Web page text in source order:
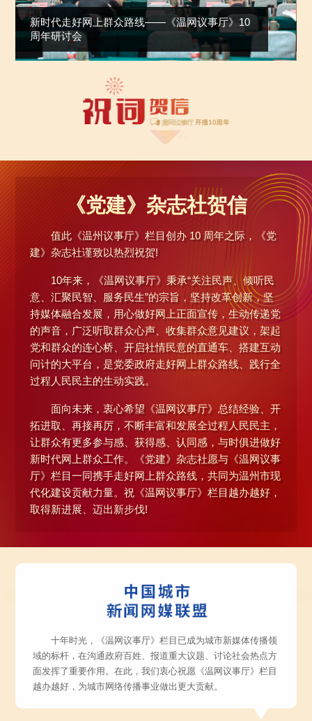
新时代走好网上群众路线——《温网议事厅》10
周年研讨会
《党建》杂志社贺信
值此《温州议事厅》栏目创办 10 周年之际，《党
建》杂志社谨致以热烈祝贺!
10年来，《温网议事厅》秉承“关注民声、倾听民
意、汇聚民智、服务民生”的宗旨，坚持改革创新，坚
持媒体融合发展，用心做好网上正面宣传，生动传递党
的声音，广泛听取群众心声、收集群众意见建议，架起
党和群众的连心桥、开启社情民意的直通车、搭建互动
问计的大平台，是党委政府走好网上群众路线、践行全
过程人民民主的生动实践。
面向未来，衷心希望《温网议事厅》总结经验、开
拓进取、再接再厉，不断丰富和发展全过程人民民主，
让群众有更多参与感、获得感、认同感，与时俱进做好
新时代网上群众工作。《党建》杂志社愿与《温网议事
厅》栏目一同携手走好网上群众路线，共同为温州市现
代化建设贡献力量。祝《温网议事厅》栏目越办越好，
取得新进展、迈出新步伐!
十年时光，《温网议事厅》栏目已成为城市新媒体传播领
域的标杆，在沟通政府百姓、报道重大议题、讨论社会热点方
面发挥了重要作用。在此，我们衷心祝愿《温网议事厅》栏目
越办越好，为城市网络传播事业做出更大贡献。